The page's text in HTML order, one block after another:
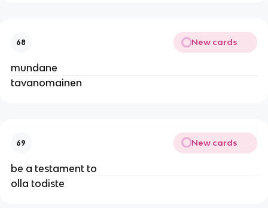
68 New cards
mundane
tavanomainen
69 New cards
be a testament to
olla todiste